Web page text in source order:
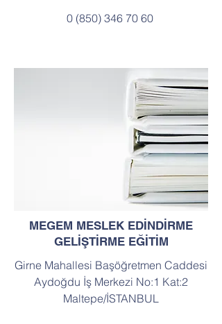
0 (850) 346 70 60
MEGEM MESLEK EDİNDİRME
GELİŞTİRME EĞİTİM
Girne Mahallesi Başöğretmen Caddesi
Aydoğdu İş Merkezi No:1 Kat:2
Maltepe/İSTANBUL